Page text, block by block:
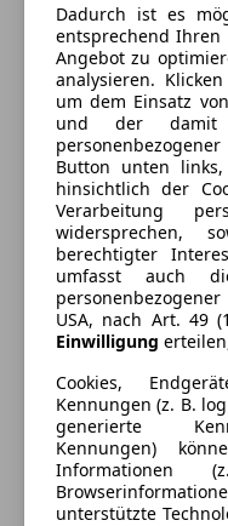
Armlehne
Einparkhilfe
Einparkhilfe
Einparkhilfe
Elektrische
Elektrische
Klimaautomatik
Lederausstattung
Navigationssystem
Regensensor
Sitzheizung
Start/Stop-Automatik
Tempomat
Unterhaltung/
Bordcomputer
CD
Farbe und
Außenfarbe
Farbe laut Hersteller
Lackierung
Farbe der
Innenausstattung
Innenausstattung
* Audi RSQ3 - 5
Ausführung
Dadurch ist es
entsprechend Ihren
Angebot zu
analysieren.
um dem Einsatz
und der damit
Button unten
hinsichtlich der
Verarbeitung
widersprechen,
berechtigter
umfasst auch
USA, nach Art. 49
Einwilligung
Cookies,
Kennungen (z. B.
generierte
Kennungen)
unterstützte